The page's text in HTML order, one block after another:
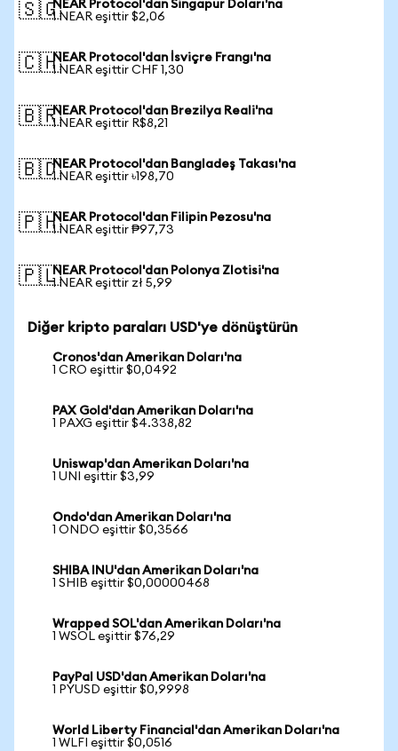
🇸🇬NEAR Protocol'dan Singapur Doları'na
1 NEAR eşittir $2,06
🇨🇭NEAR Protocol'dan İsviçre Frangı'na
1 NEAR eşittir CHF 1,30
🇧🇷NEAR Protocol'dan Brezilya Reali'na
1 NEAR eşittir R$8,21
🇧🇩NEAR Protocol'dan Bangladeş Takası'na
1 NEAR eşittir ৳198,70
🇵🇭NEAR Protocol'dan Filipin Pezosu'na
1 NEAR eşittir ₱97,73
🇵🇱NEAR Protocol'dan Polonya Zlotisi'na
1 NEAR eşittir zł 5,99
Diğer kripto paraları USD'ye dönüştürün
Cronos'dan Amerikan Doları'na
1 CRO eşittir $0,0492
PAX Gold'dan Amerikan Doları'na
1 PAXG eşittir $4.338,82
Uniswap'dan Amerikan Doları'na
1 UNI eşittir $3,99
Ondo'dan Amerikan Doları'na
1 ONDO eşittir $0,3566
SHIBA INU'dan Amerikan Doları'na
1 SHIB eşittir $0,00000468
Wrapped SOL'dan Amerikan Doları'na
1 WSOL eşittir $76,29
PayPal USD'dan Amerikan Doları'na
1 PYUSD eşittir $0,9998
World Liberty Financial'dan Amerikan Doları'na
1 WLFI eşittir $0,0516